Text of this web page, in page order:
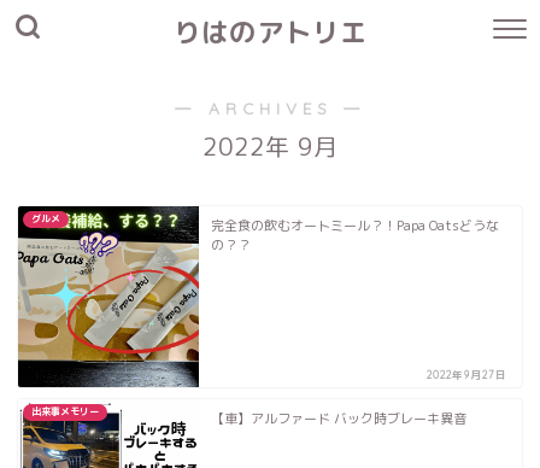
りはのアトリエ
― ARCHIVES ―
2022年 9月
グルメ
完全食の飲むオートミール？！Papa Oatsどうな
の？？
2022年9月27日
出来事メモリー 【車】アルファード バック時ブレーキ異音